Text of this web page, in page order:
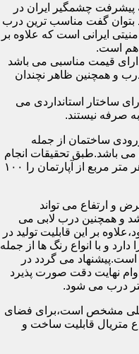
چشمگیر ایران در
بتوان گفت مناسب ترین درب
ایرانی است که علاوه بر
هم است.
قیمت مناسبی می باشد
درب و همچنین ظاهر نچندان
ساختار استانداردی می
صرفه نیستند.
ساختمان از جمله
می باشد.طبق تحقیقات انجام
شده،درب لابی لوکس می تواند ارزش هر متر مربع از آپارتمان را ۱۰۰
و ارتفاع می تواند
داشته باشد و همچنین درب لابی می
بر این قابلیت تولید در
و با انواع رنگ ها از جمله
می گردد در
نهایت دقت صورت پذیرد
درب می شود.
مشخص است،برای فضای
متریال قابلیت ساخت و